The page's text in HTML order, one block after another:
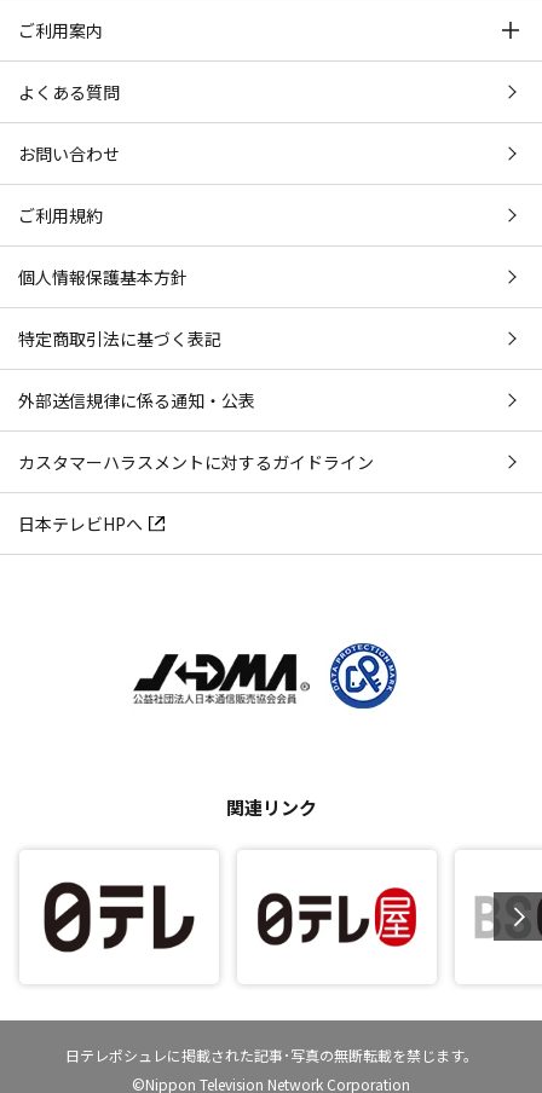
ご利用案内
よくある質問
お問い合わせ
ご利用規約
個人情報保護基本方針
特定商取引法に基づく表記
外部送信規律に係る通知・公表
カスタマーハラスメントに対するガイドライン
日本テレビHPへ
関連リンク
日テレポシュレに掲載された記事･写真の無断転載を禁じます。
©Nippon Television Network Corporation